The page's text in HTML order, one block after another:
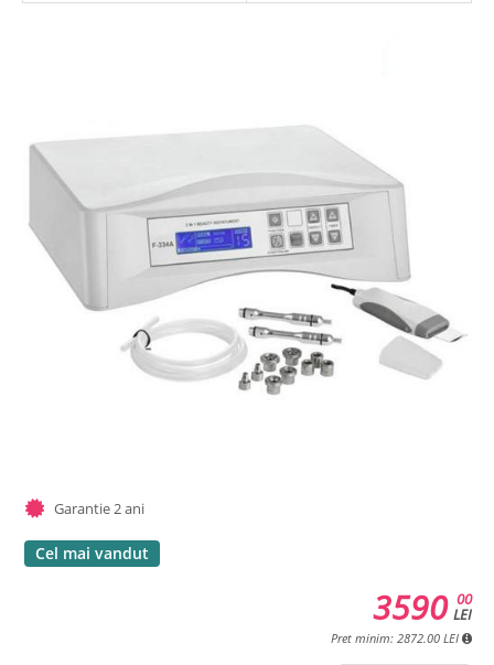
Garantie 2 ani
Cel mai vandut
00
LEI
3590
Pret minim: 2872.00 LEI